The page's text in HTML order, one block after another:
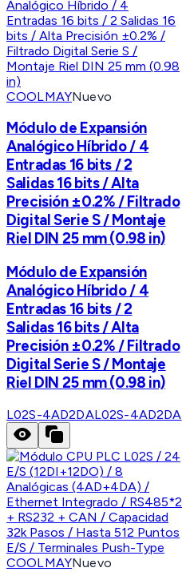
COOLMAYNuevo
Módulo de Expansión
Analógico Híbrido / 4
Entradas 16 bits / 2
Salidas 16 bits / Alta
Precisión ±0.2% / Filtrado
Digital Serie S / Montaje
Riel DIN 25 mm (0.98 in)
Módulo de Expansión
Analógico Híbrido / 4
Entradas 16 bits / 2
Salidas 16 bits / Alta
Precisión ±0.2% / Filtrado
Digital Serie S / Montaje
Riel DIN 25 mm (0.98 in)
L02S-4AD2DAL02S-4AD2DA
COOLMAYNuevo